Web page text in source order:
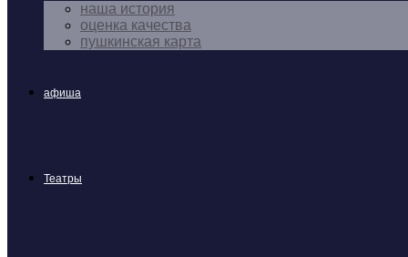
наша история
оценка качества
пушкинская карта
афиша
Театры